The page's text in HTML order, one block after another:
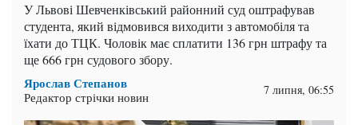
У Львові Шевченківський районний суд оштрафував
студента, який відмовився виходити з автомобіля та
їхати до ТЦК. Чоловік має сплатити 136 грн штрафу та
ще 666 грн судового збору.
Ярослав Степанов
Редактор стрічки новин 7 липня, 06:55